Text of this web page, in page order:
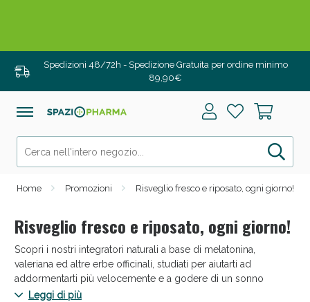
Spedizioni 48/72h - Spedizione Gratuita per ordine minimo
89,90€
Home Promozioni Risveglio fresco e riposato, ogni giorno!
Risveglio fresco e riposato, ogni giorno!
Scopri i nostri integratori naturali a base di melatonina,
valeriana ed altre erbe officinali, studiati per aiutarti ad
addormentarti più velocemente e a godere di un sonno
sereno e continuo durante tutta la notte.
Leggi di più
Salini e Multivitaminici: oggi Sconto extra fino al
50%!